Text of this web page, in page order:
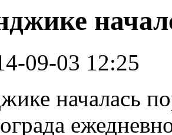
09-03 12:25
началась